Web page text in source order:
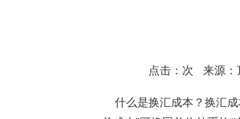
点击： 次 来源
什么是换汇成本？换汇成